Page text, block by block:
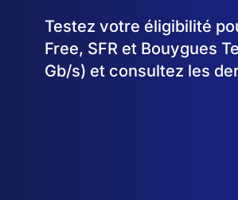
Testez votre éligibilité
Free, SFR et Bouygues
Gb/s) et consultez les